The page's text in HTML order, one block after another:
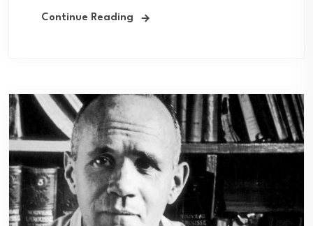
Continue Reading